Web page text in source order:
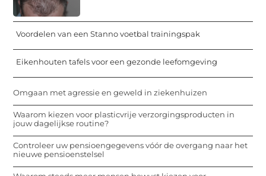
Voordelen van een Stanno voetbal trainingspak
Eikenhouten tafels voor een gezonde leefomgeving
Omgaan met agressie en geweld in ziekenhuizen
Waarom kiezen voor plasticvrije verzorgingsproducten in
jouw dagelijkse routine?
Controleer uw pensioengegevens vóór de overgang naar het
nieuwe pensioenstelsel